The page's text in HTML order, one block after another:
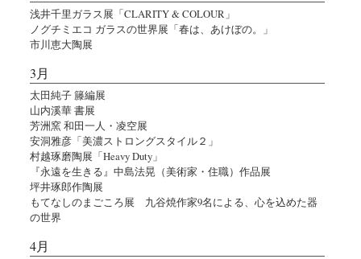
浅井千里ガラス展「CLARITY & COLOUR」
ノグチミエコ ガラスの世界展「春は、あけぼの。」
市川恵大陶展
3月
太田純子 籐編展
山内溪華 書展
芳洲窯 和田一人・凌空展
安洞雅彦「美濃ストロングスタイル２」
村越琢磨陶展「Heavy Duty」
『永遠を生きる』中島法晃（美術家・住職）作品展
坪井琢郎作陶展
もてなしのまごころ展 九谷焼作家9名による、心を込めた器
の世界
4月